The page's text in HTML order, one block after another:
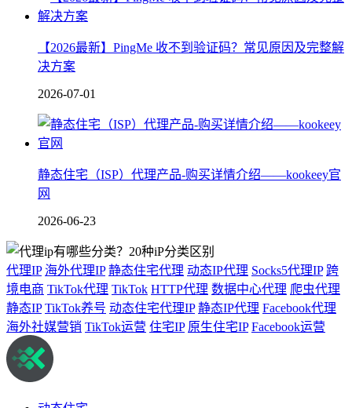
【2026最新】PingMe 收不到验证码？常见原因及完整解
决方案
2026-07-01
静态住宅（ISP）代理产品-购买详情介绍——kookeey官
网
2026-06-23
代理IP 海外代理IP 静态住宅代理 动态IP代理 Socks5代理IP 跨
境电商 TikTok代理 TikTok HTTP代理 数据中心代理 爬虫代理
静态IP TikTok养号 动态住宅代理IP 静态IP代理 Facebook代理
海外社媒营销 TikTok运营 住宅IP 原生住宅IP Facebook运营